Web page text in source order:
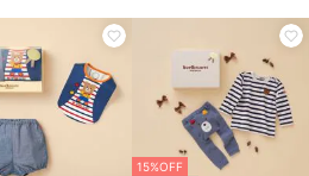
15%OFF